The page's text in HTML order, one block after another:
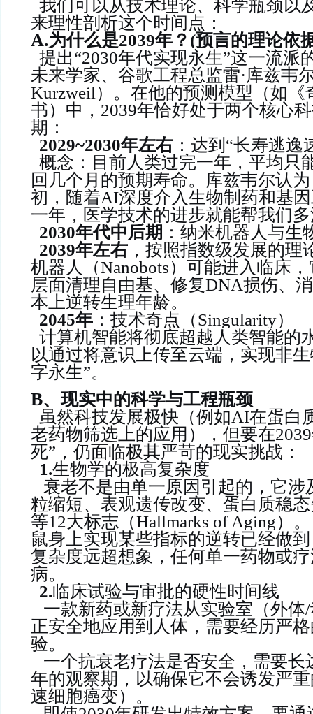
我们可以从技术理论、科学瓶颈以
来理性剖析这个时间点：
A.为什么是2039年？(预言的理论依
提出“2030年代实现永生”这一流派
未来学家、谷歌工程总监雷·库兹韦
Kurzweil）。在他的预测模型（如《
书）中，2039年恰好处于两个核心
期：
2029~2030年左右 ：达到“长寿逃逸
概念：目前人类过完一年，平均只
回几个月的预期寿命。库兹韦尔认
初，随着AI深度介入生物制药和基
一年，医学技术的进步就能帮我们
2030年代中后期 ：纳米机器人与生
2039年左右 ，按照指数级发展的理
机器人（Nanobots）可能进入临床
层面清理自由基、修复DNA损伤、
本上逆转生理年龄。
2045年 ：技术奇点（Singularity）
计算机智能将彻底超越人类智能的
以通过将意识上传至云端，实现非
字永生”。
B、 现实中的科学与工程瓶颈
虽然科技发展极快（例如AI在蛋白
老药物筛选上的应用），但要在
死”，仍面临极其严苛的现实挑战：
1.生物学的极高复杂度
衰老不是由单一原因引起的，它涉
粒缩短、表观遗传改变、蛋白质稳
等12大标志（Hallmarks of Aging）
鼠身上实现某些指标的逆转已经做
复杂度远超想象，任何单一药物或
病。
2.临床试验与审批的硬性时间线
一款新药或新疗法从实验室（外体
正安全地应用到人体，需要经历严
验。
一个抗衰老疗法是否安全，需要长
年的观察期，以确保它不会诱发严
速细胞癌变）。